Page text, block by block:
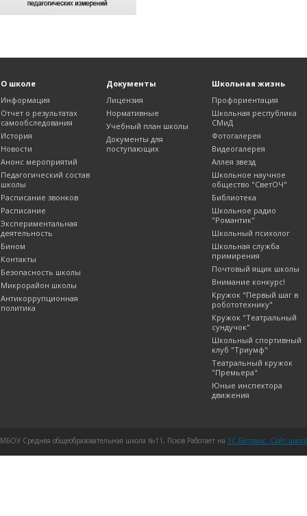
О школе
Информация
Отчет о результатах
самообследования
История
Новости
Анонс мероприятий
Педагогический состав
школы
Расписание звонков
Расписание
Экспериментальная
деятельность
Бином
Контакты
Безопасность школы
Микрорайон школы
Антикоррупционная
политика
Документы
Лицензия
Нормативные
Учебный план школы
Документы для
поступающих
Школьная жизнь
Профориентация
Школьная республика
СМиД
Фотогалерея
Видеогалерея
Аллея звезд
Школьное научное
общество "СветОЧ"
Библиотека
Школьное радио
"Романтик"
Школьный психолог
Школьная служба
примирения
Почтовый ящик школы
Внимание конкурс!
Кружок "Первый шаг в
робототехнику"
Кружок "Театральный
сундучок"
Школьный спортивный
клуб "Триумф"
Театральный кружок
"Премьера"
Юные инспектора
движения
МБОУ Средняя общеобразовательная школа №11, Псков Работает на 1C-Битрикс: Сайт